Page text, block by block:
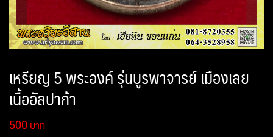
เหรียญ 5 พระองค์ รุ่นบูรพาจารย์ เมืองเลย
เนื้ออัลปาก้า
500